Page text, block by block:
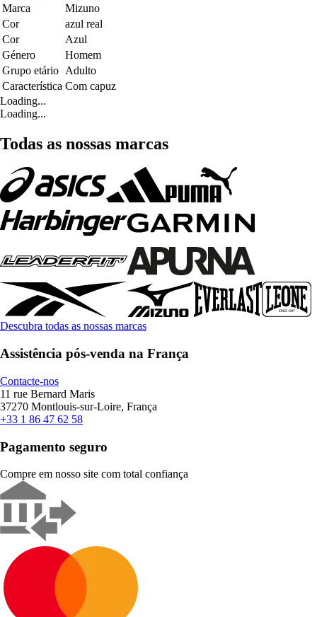
Marca
Mizuno
Cor
azul real
Cor
Azul
Género
Homem
Grupo etário Adulto
Característica Com capuz
Loading...
Loading...
Todas as nossas marcas
Descubra todas as nossas marcas
Assistência pós-venda na França
Contacte-nos
11 rue Bernard Maris
37270 Montlouis-sur-Loire, França
+33 1 86 47 62 58
Pagamento seguro
Compre em nosso site com total confiança